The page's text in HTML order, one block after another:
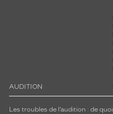
AUDITION
Les troubles de l’audition : de quoi